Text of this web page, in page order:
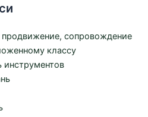
продвижение, сопровождение
классу
инструментов